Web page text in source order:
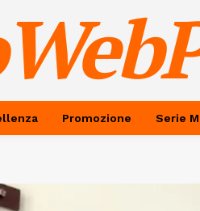
Promozione Serie